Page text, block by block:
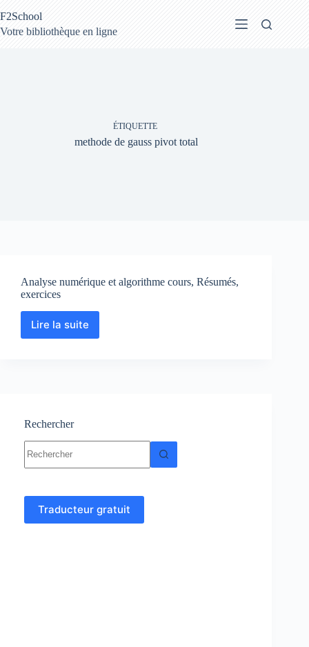
au
contenu
F2School
Votre bibliothèque en ligne
ÉTIQUETTE
methode de gauss pivot total
Analyse numérique et algorithme cours, Résumés,
exercices
Lire la suite
Analyse
Rechercher
résultat
Traducteur gratuit